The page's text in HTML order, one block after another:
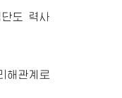
도 력사
해관계로